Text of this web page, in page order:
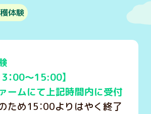
体験
：00～15:00】
ームにて上記時間内に受付
ため15：00よりはやく終了